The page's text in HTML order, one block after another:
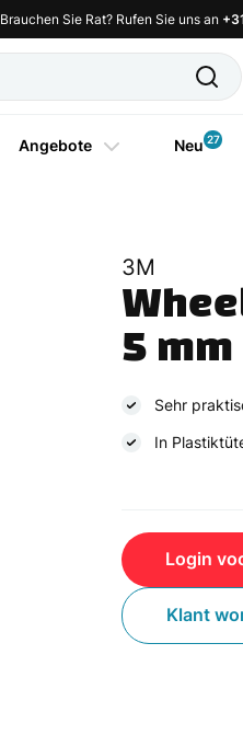
Brauchen Sie Rat? Rufen Sie uns an
Angebote Neu 27
3M
5 mm
Sehr
In
Login
Klant